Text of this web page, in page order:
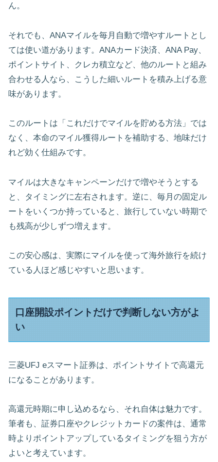
ん。
それでも、ANAマイルを毎月自動で増やすルートとし
ては使い道があります。ANAカード決済、ANA Pay、
ポイントサイト、クレカ積立など、他のルートと組み
合わせる人なら、こうした細いルートを積み上げる意
味があります。
このルートは「これだけでマイルを貯める方法」では
なく、本命のマイル獲得ルートを補助する、地味だけ
れど効く仕組みです。
マイルは大きなキャンペーンだけで増やそうとする
と、タイミングに左右されます。逆に、毎月の固定ル
ートをいくつか持っていると、旅行していない時期で
も残高が少しずつ増えます。
この安心感は、実際にマイルを使って海外旅行を続け
ている人ほど感じやすいと思います。
口座開設ポイントだけで判断しない方がよ
い
三菱UFJ eスマート証券は、ポイントサイトで高還元
になることがあります。
高還元時期に申し込めるなら、それ自体は魅力です。
筆者も、証券口座やクレジットカードの案件は、通常
時よりポイントアップしているタイミングを狙う方が
よいと考えています。